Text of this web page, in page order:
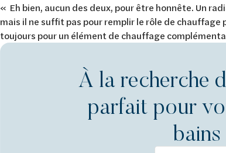
« Eh bien, aucun des deux, pour être honnête. Un
mais il ne suffit pas pour remplir le rôle de chauffage
toujours pour un élément de chauffage
À la recherche
parfait pour